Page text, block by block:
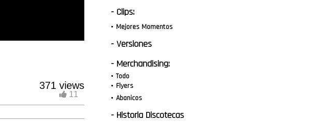
371 views
11
- Clips:
Mejores Momentos
- Versiones
- Merchandising:
Todo
Flyers
Abanicos
- Historia Discotecas